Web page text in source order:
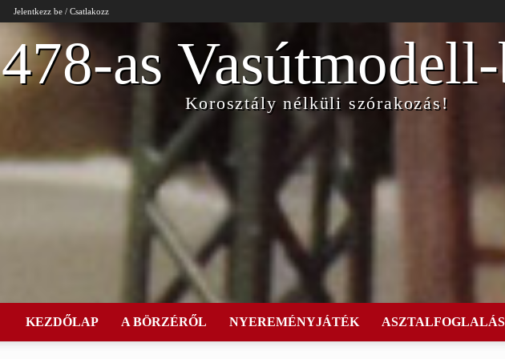
Jelentkezz be / Csatlakozz
478-as
Korosztály nélküli szórakozás!
KEZDŐLAP A BÖRZÉRŐL NYEREMÉNYJÁTÉK ASZTALFOGLALÁS